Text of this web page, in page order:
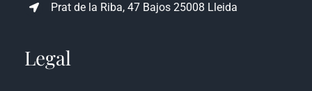
Prat de la Riba, 47 Bajos 25008 Lleida
Legal